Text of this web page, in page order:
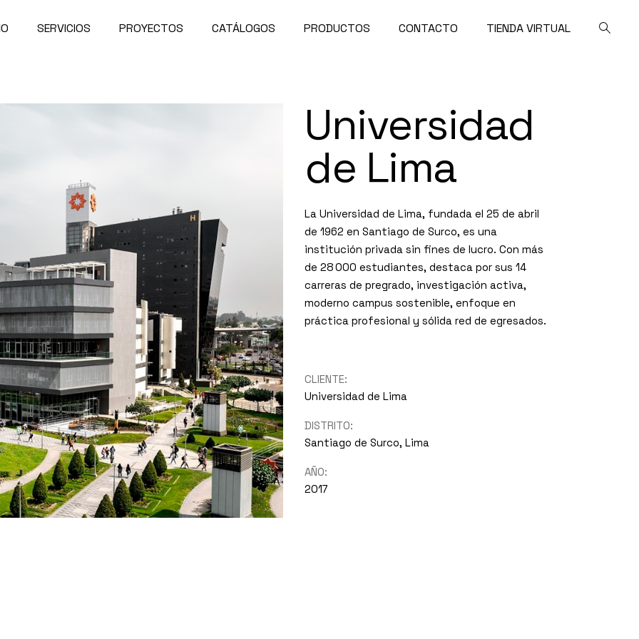
SERVICIOS PROYECTOS CATÁLOGOS PRODUCTOS CONTACTO TIENDA VIRTUAL
Universidad
de Lima
La Universidad de Lima, fundada el 25 de abril
de 1962 en Santiago de Surco, es una
institución privada sin fines de lucro. Con más
de 28 000 estudiantes, destaca por sus 14
carreras de pregrado, investigación activa,
moderno campus sostenible, enfoque en
práctica profesional y sólida red de egresados.
CLIENTE:
Universidad de Lima
DISTRITO:
Santiago de Surco, Lima
AÑO:
2017